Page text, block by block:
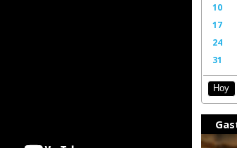
10
17
24
31
Hoy